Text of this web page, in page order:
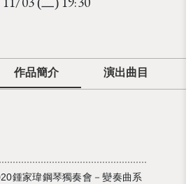
作品簡介 演出曲目
鍾家瑋鋼琴獨奏會－變奏曲系